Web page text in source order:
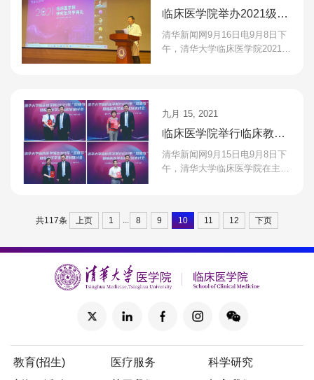
临床医学院举办2021级研
究生开学典礼
清华新闻网9月16日电9月8日下
午，清华大学临床医学院2021级
九月 15, 2021
临床医学院举行临床教研
系列教师荣誉证书颁发仪
式
清华新闻网9月15日电9月8日下
午，清华大学临床医学院在主楼
院长董家鸿院士、副院长...
共117条 上页 1 ... 8 9 10 11 12 下页
教育(招生) 医疗服务
科学研究